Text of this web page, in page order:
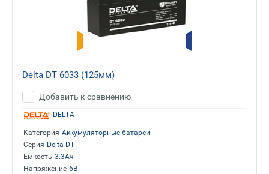
Delta DT 6033 (125мм)
Добавить к сравнению
DELTA
Категория Аккумуляторные батареи
Серия Delta DT
Емкость 3.3Ач
Напряжение 6В